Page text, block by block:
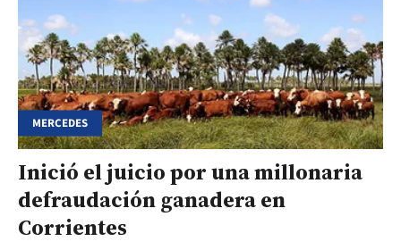
MERCEDES
Inició el juicio por una millonaria
defraudación ganadera en
Corrientes